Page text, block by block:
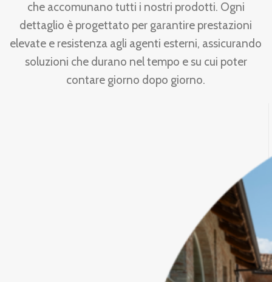
che accomunano tutti i nostri prodotti. Ogni
dettaglio è progettato per garantire prestazioni
elevate e resistenza agli agenti esterni, assicurando
soluzioni che durano nel tempo e su cui poter
contare giorno dopo giorno.